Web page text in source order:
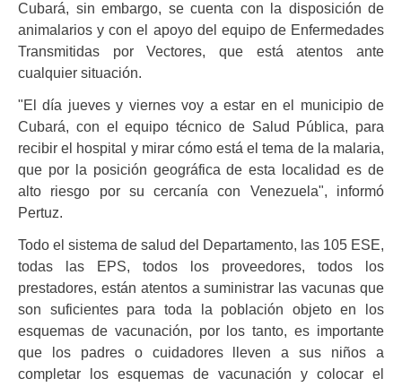
Cubará, sin embargo, se cuenta con la disposición de
animalarios y con el apoyo del equipo de Enfermedades
Transmitidas por Vectores, que está atentos ante
cualquier situación.
"El día jueves y viernes voy a estar en el municipio de
Cubará, con el equipo técnico de Salud Pública, para
recibir el hospital y mirar cómo está el tema de la malaria,
que por la posición geográfica de esta localidad es de
alto riesgo por su cercanía con Venezuela", informó
Pertuz.
Todo el sistema de salud del Departamento, las 105 ESE,
todas las EPS, todos los proveedores, todos los
prestadores, están atentos a suministrar las vacunas que
son suficientes para toda la población objeto en los
esquemas de vacunación, por los tanto, es importante
que los padres o cuidadores lleven a sus niños a
completar los esquemas de vacunación y colocar el